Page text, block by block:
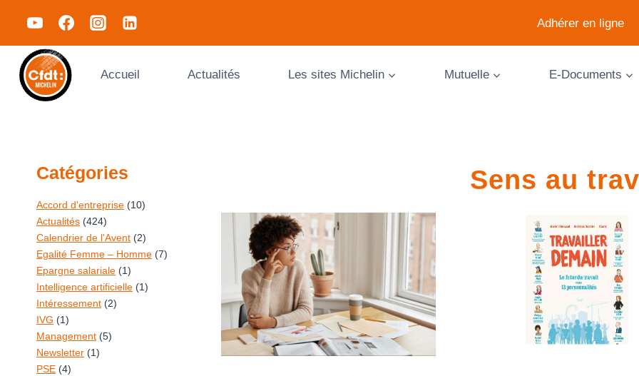
Adhérer en ligne
Accueil Actualités Les sites Michelin Mutuelle E-Documents
Sens au
Catégories
Accord d'entreprise (10)
Actualités (424)
Calendrier de l'Avent (2)
Egalité Femme – Homme (7)
Epargne salariale (1)
Intelligence artificielle (1)
Intéressement (2)
IVG (1)
Management (5)
Newsletter (1)
PSE (4)